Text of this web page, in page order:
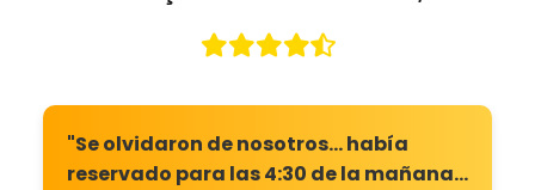
"Se olvidaron de nosotros... había
reservado para las 4:30 de la mañana...